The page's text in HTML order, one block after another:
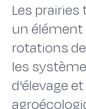
Les
un élément
rotations
les
d'élevage